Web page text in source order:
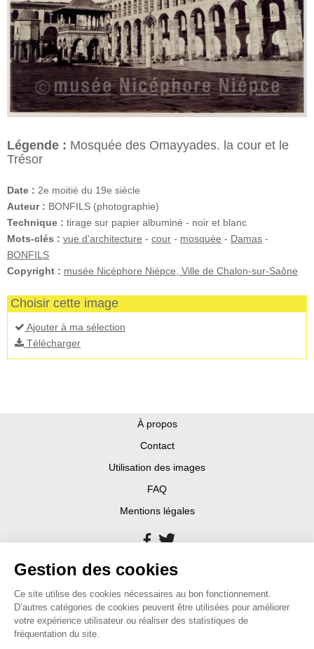
Légende : Mosquée des Omayyades. la cour et le
Trésor
Date : 2e moitié du 19e siècle
Auteur : BONFILS (photographie)
Technique : tirage sur papier albuminé - noir et blanc
Mots-clés : vue d'architecture - cour - mosquée - Damas -
BONFILS
Copyright : musée Nicéphore Niépce, Ville de Chalon-sur-Saône
Choisir cette image
Ajouter à ma sélection
Télécharger
À propos
Contact
Utilisation des images
FAQ
Mentions légales
Gestion des cookies
Ce site utilise des cookies nécessaires au bon fonctionnement.
D’autres catégories de cookies peuvent être utilisées pour améliorer
votre expérience utilisateur ou réaliser des statistiques de
fréquentation du site.